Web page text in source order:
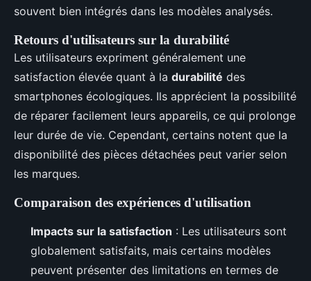
souvent bien intégrés dans les modèles analysés.
Retours d'utilisateurs sur la durabilité
Les utilisateurs expriment généralement une
satisfaction élevée quant à la durabilité des
smartphones écologiques. Ils apprécient la possibilité
de réparer facilement leurs appareils, ce qui prolonge
leur durée de vie. Cependant, certains notent que la
disponibilité des pièces détachées peut varier selon
les marques.
Comparaison des expériences d'utilisation
Impacts sur la satisfaction : Les utilisateurs sont
globalement satisfaits, mais certains modèles
peuvent présenter des limitations en termes de